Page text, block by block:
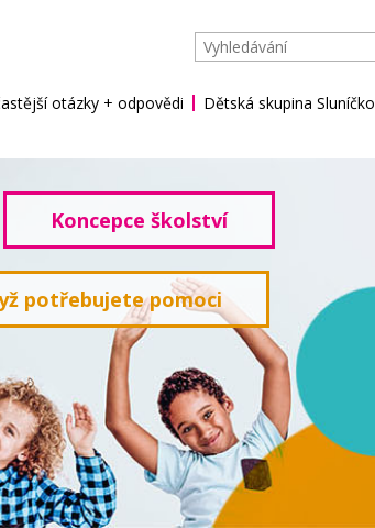
otázky + odpovědi
Dětská skupina Sluníčko
Koncepce školství
potřebujete pomoci